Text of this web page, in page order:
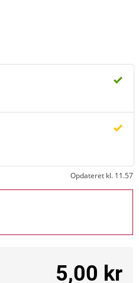
Opdateret kl. 11.57
5,00 kr